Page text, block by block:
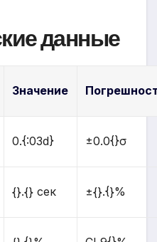
данные
Значение
0.{:03d} ±0.0{}σ
{}.{} сек ±{}.{}%